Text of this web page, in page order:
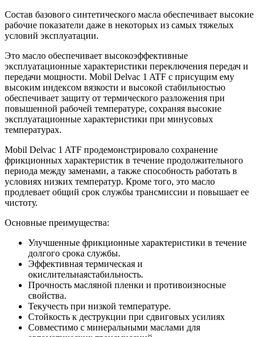
Состав базового синтетического масла обеспечивает высокие
рабочие показатели даже в некоторых из самых тяжелых
условий эксплуатации.
Это масло обеспечивает высокоэффективные
эксплуатационные характеристики переключения передач и
передачи мощности. Mobil Delvac 1 ATF с присущим ему
высоким индексом вязкости и высокой стабильностью
обеспечивает защиту от термического разложения при
повышенной рабочей температуре, сохраняя высокие
эксплуатационные характеристики при минусовых
температурах.
Mobil Delvac 1 ATF продемонстрировало сохранение
фрикционных характеристик в течение продолжительного
периода между заменами, а также способность работать в
условиях низких температур. Кроме того, это масло
продлевает общий срок службы трансмиссии и повышает ее
чистоту.
Основные преимущества:
Улучшенные фрикционные характеристики в течение
долгого срока службы.
Эффективная термическая и
окислительнаястабильность.
Прочность масляной пленки и противоизносные
свойства.
Текучесть при низкой температуре.
Стойкость к деструкции при сдвиговых усилиях
Совместимо с минеральными маслами для